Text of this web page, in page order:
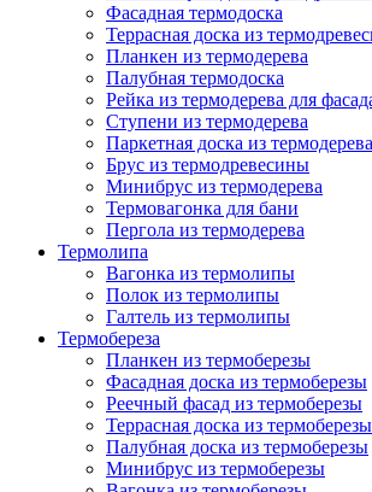
Фасадная термодоска
Террасная доска из
Планкен из термодерева
Палубная термодоска
Рейка из термодерева для
Ступени из термодерева
Паркетная доска из термодерева
Брус из термодревесины
Минибрус из термодерева
Термовагонка для бани
Пергола из термодерева
Термолипа
Вагонка из термолипы
Полок из термолипы
Галтель из термолипы
Термобереза
Планкен из термоберезы
Фасадная доска из термоберезы
Реечный фасад из термоберезы
Террасная доска из термоберезы
Палубная доска из термоберезы
Минибрус из термоберезы